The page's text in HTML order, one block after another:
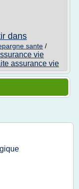
dans
sante /
vie
assurance vie